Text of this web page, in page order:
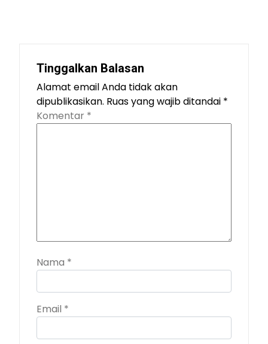
Tinggalkan Balasan
Alamat email Anda tidak akan
dipublikasikan. Ruas yang wajib ditandai *
Komentar *
Nama *
Email *